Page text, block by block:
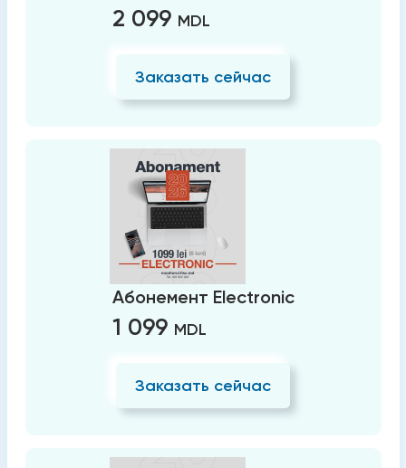
2 099 MDL
Заказать сейчас
Абонемент Electronic
1 099 MDL
Заказать сейчас